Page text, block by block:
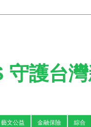
守護台
藝文公益 金融保險 綜合